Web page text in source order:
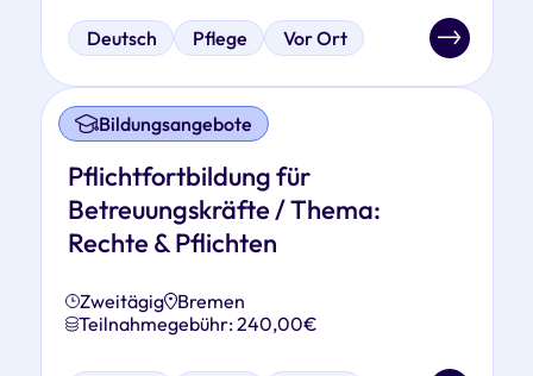
Deutsch Pflege Vor Ort
Bildungsangebote
Pflichtfortbildung für
Betreuungskräfte / Thema:
Rechte & Pflichten
Zweitägig Bremen
Teilnahmegebühr: 240,00€